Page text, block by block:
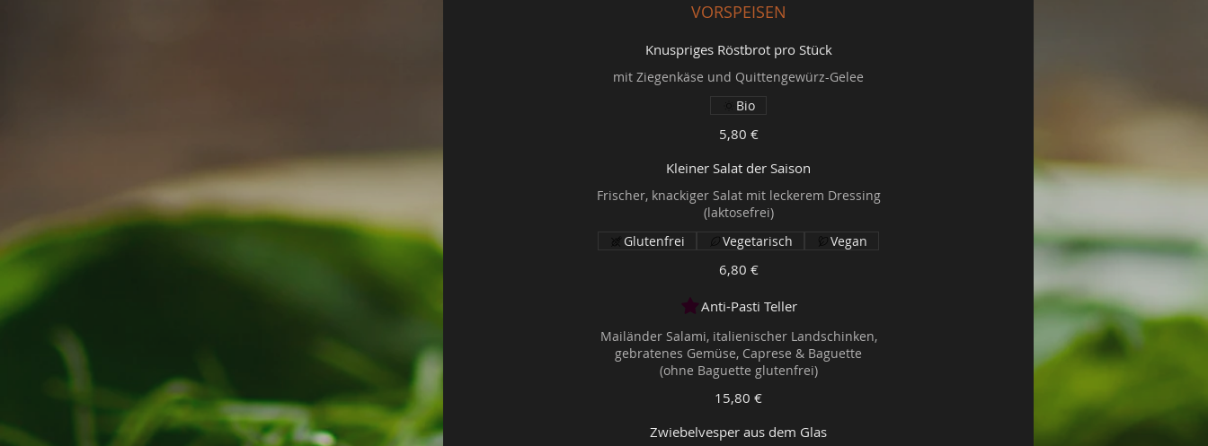
VORSPEISEN
Knuspriges Röstbrot pro Stück
5,80 €
Bio
Kleiner Salat der Saison
Frischer, knackiger Salat mit leckerem Dressing
(laktosefrei)
6,80 €
Glutenfrei Vegetarisch Vegan
Anti-Pasti Teller
Mailänder Salami, italienischer Landschinken,
gebratenes Gemüse, Caprese & Baguette
(ohne Baguette glutenfrei)
15,80 €
Zwiebelvesper aus dem Glas